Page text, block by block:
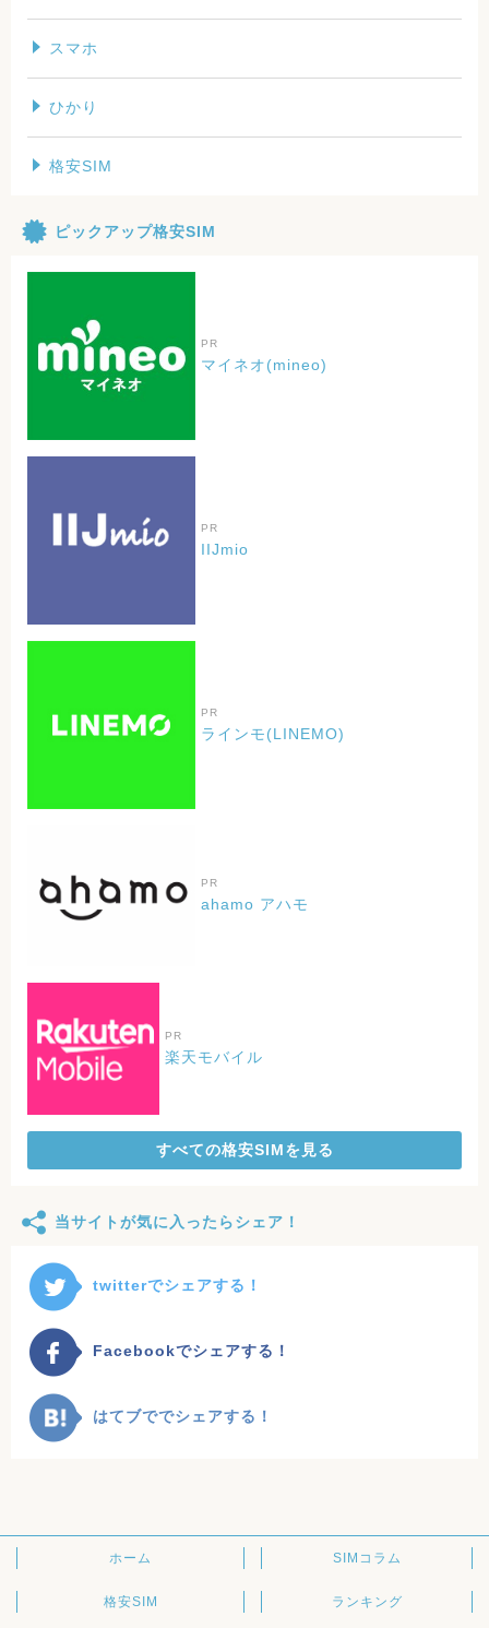
スマホ
ひかり
格安SIM
ピックアップ格安SIM
PR
マイネオ(mineo)
PR
IIJmio
PR
ラインモ(LINEMO)
PR
ahamo アハモ
PR
楽天モバイル
すべての格安SIMを見る
当サイトが気に入ったらシェア！
twitterでシェアする！
Facebookでシェアする！
はてブででシェアする！
ホーム SIMコラム
格安SIM ランキング